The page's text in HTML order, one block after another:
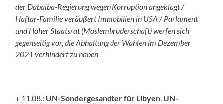
der Dabaiba-Regierung wegen Korruption angeklagt /
Haftar-Familie veräußert Immobilien in USA / Parlament
und Hoher Staatsrat (Moslembruderschaft) werfen sich
gegenseitig vor, die Abhaltung der Wahlen im Dezember
2021 verhindert zu haben
+ 11.08.: UN-Sondergesandter für Libyen UN-